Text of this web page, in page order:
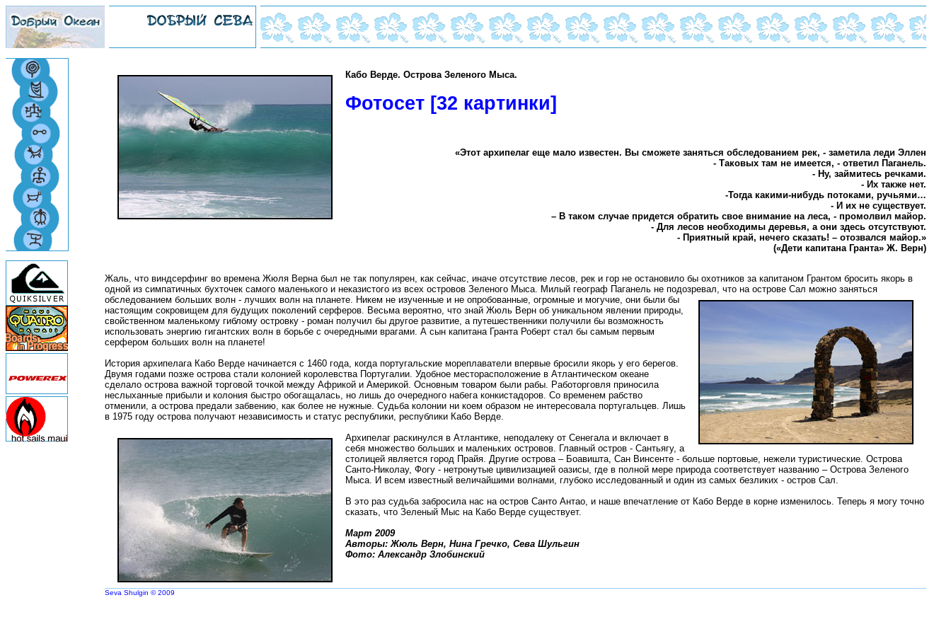
Кабо Верде. Острова Зеленого Мыса.
Фотосет [32 картинки]
«Этот архипелаг еще мало известен. Вы сможете заняться обследованием рек, - заметила леди Эллен
- Таковых там не имеется, - ответил Паганель.
- Ну, займитесь речками.
- Их также нет.
-Тогда какими-нибудь потоками, ручьями…
- И их не существует.
– В таком случае придется обратить свое внимание на леса, - промолвил майор.
- Для лесов необходимы деревья, а они здесь отсутствуют.
- Приятный край, нечего сказать! – отозвался майор.»
(«Дети капитана Гранта» Ж. Верн)
Жаль, что виндсерфинг во времена Жюля Верна был не так популярен, как сейчас, иначе отсутствие лесов, рек и гор не остановило бы охотников за капитаном Грантом бросить якорь в
одной из симпатичных бухточек самого маленького и неказистого из всех островов Зеленого Мыса. Милый географ Паганель не подозревал, что на острове Сал можно заняться
обследованием больших волн - лучших волн на планете. Никем не изученные и не опробованные, огромные и могучие, они были бы
настоящим сокровищем для будущих поколений серферов. Весьма вероятно, что знай Жюль Верн об уникальном явлении природы,
свойственном маленькому гиблому островку - роман получил бы другое развитие, а путешественники получили бы возможность
использовать энергию гигантских волн в борьбе с очередными врагами. А сын капитана Гранта Роберт стал бы самым первым
серфером больших волн на планете!
История архипелага Кабо Верде начинается с 1460 года, когда португальские мореплаватели впервые бросили якорь у его берегов.
Двумя годами позже острова стали колонией королевства Португалии. Удобное месторасположение в Атлантическом океане
сделало острова важной торговой точкой между Африкой и Америкой. Основным товаром были рабы. Работорговля приносила
неслыханные прибыли и колония быстро обогащалась, но лишь до очередного набега конкистадоров. Со временем рабство
отменили, а острова предали забвению, как более не нужные. Судьба колонии ни коем образом не интересовала португальцев. Лишь
в 1975 году острова получают независимость и статус республики, республики Кабо Верде.
Архипелаг раскинулся в Атлантике, неподалеку от Сенегала и включает в
себя множество больших и маленьких островов. Главный остров - Сантьягу, а
столицей является город Прайя. Другие острова – Боавишта, Сан Винсенте - больше портовые, нежели туристические. Острова
Санто-Николау, Фогу - нетронутые цивилизацией оазисы, где в полной мере природа соответствует названию – Острова Зеленого
Мыса. И всем известный величайшими волнами, глубоко исследованный и один из самых безликих - остров Сал.
В это раз судьба забросила нас на остров Санто Антао, и наше впечатление от Кабо Верде в корне изменилось. Теперь я могу точно
сказать, что Зеленый Мыс на Кабо Верде существует.
Март 2009
Авторы: Жюль Верн, Нина Гречко, Сева Шульгин
Фото: Александр Злобинский
Seva Shulgin © 2009